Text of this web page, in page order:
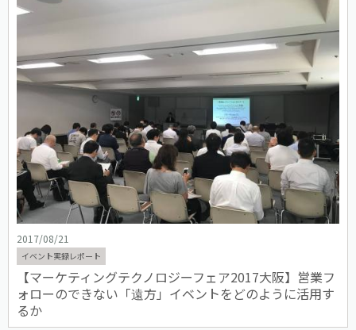
2017/08/21
イベント実録レポート
【マーケティングテクノロジーフェア2017大阪】営業フ
ォローのできない「遠方」イベントをどのように活用す
るか